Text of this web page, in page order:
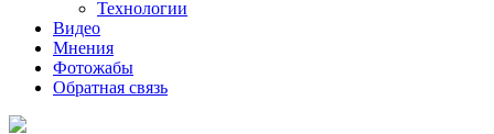
Технологии
Видео
Мнения
Фотожабы
Обратная связь